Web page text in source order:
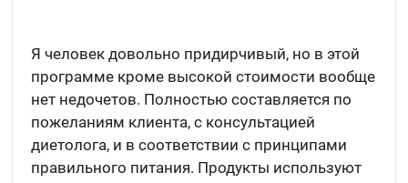
Я человек довольно придирчивый, но в этой
программе кроме высокой стоимости вообще
нет недочетов. Полностью составляется по
пожеланиям клиента, с консультацией
диетолога, и в соответствии с принципами
правильного питания. Продукты используют